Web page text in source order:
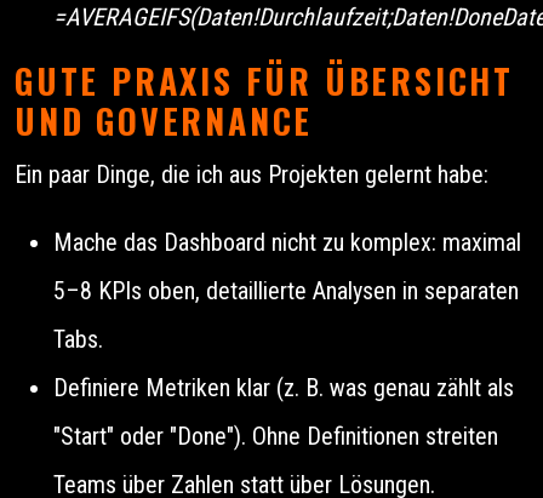
GUTE PRAXIS FÜR ÜBERSICHT
UND GOVERNANCE
Ein paar Dinge, die ich aus Projekten gelernt habe:
Mache das Dashboard nicht zu komplex: maximal
5–8 KPIs oben, detaillierte Analysen in separaten
Tabs.
Definiere Metriken klar (z. B. was genau zählt als
"Start" oder "Done"). Ohne Definitionen streiten
Teams über Zahlen statt über Lösungen.